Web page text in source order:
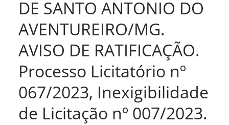
DE SANTO ANTONIO DO
AVENTUREIRO/MG.
AVISO DE RATIFICAÇÃO.
Processo Licitatório nº
067/2023, Inexigibilidade
de Licitação nº 007/2023.